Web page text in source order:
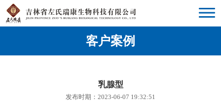
客户案例
乳腺型
发布时期：2023-06-07 19:32:51